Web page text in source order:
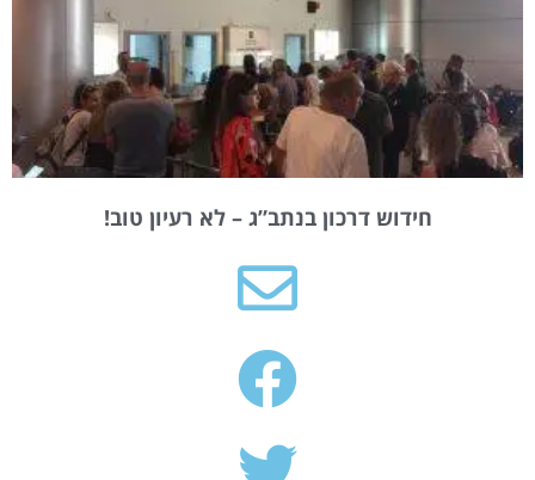
חידוש דרכון בנתב”ג – לא רעיון טוב!